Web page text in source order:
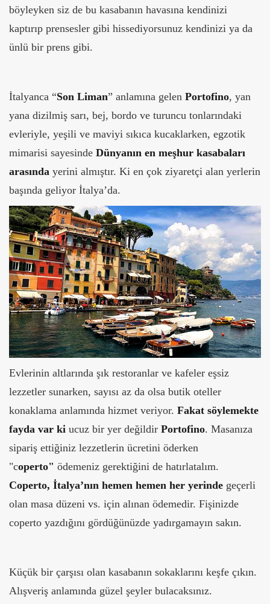
böyleyken siz de bu kasabanın havasına kendinizi
kaptırıp prensesler gibi hissediyorsunuz kendinizi ya da
ünlü bir prens gibi.
İtalyanca “Son Liman” anlamına gelen Portofino, yan
yana dizilmiş sarı, bej, bordo ve turuncu tonlarındaki
evleriyle, yeşili ve maviyi sıkıca kucaklarken, egzotik
mimarisi sayesinde Dünyanın en meşhur kasabaları
arasında yerini almıştır. Ki en çok ziyaretçi alan yerlerin
başında geliyor İtalya’da.
Evlerinin altlarında şık restoranlar ve kafeler eşsiz
lezzetler sunarken, sayısı az da olsa butik oteller
konaklama anlamında hizmet veriyor. Fakat söylemekte
fayda var ki ucuz bir yer değildir Portofino. Masanıza
sipariş ettiğiniz lezzetlerin ücretini öderken
"coperto" ödemeniz gerektiğini de hatırlatalım.
Coperto, İtalya’nın hemen hemen her yerinde geçerli
olan masa düzeni vs. için alınan ödemedir. Fişinizde
coperto yazdığını gördüğünüzde yadırgamayın sakın.
Küçük bir çarşısı olan kasabanın sokaklarını keşfe çıkın.
Alışveriş anlamında güzel şeyler bulacaksınız.